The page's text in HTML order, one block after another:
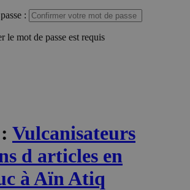
:
le mot de passe est requis
: Vulcanisateurs
d articles en
à Aïn Atiq